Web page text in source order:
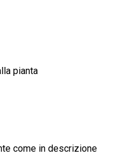
pianta
come in descrizione